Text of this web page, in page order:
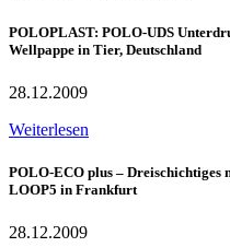
POLOPLAST: POLO-UDS
Wellpappe in Tier, Deutschland
28.12.2009
Weiterlesen
POLO-ECO plus –
LOOP5 in Frankfurt
28.12.2009